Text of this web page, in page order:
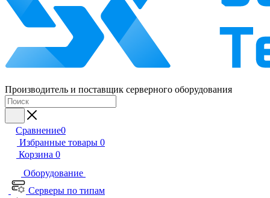
Производитель и поставщик серверного оборудования
Сравнение0
Избранные товары 0
Корзина 0
Оборудование
Серверы по типам